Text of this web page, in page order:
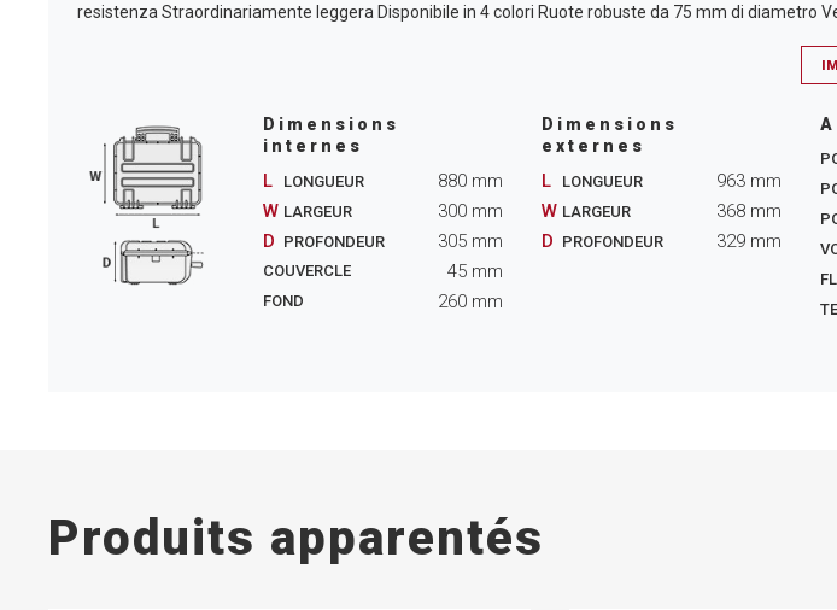
resistenza Straordinariamente leggera Disponibile in 4 colori Ruote robuste da 75 mm di diametro
Dimensions
internes
L LONGUEUR 880mm
W LARGEUR 300mm
D PROFONDEUR 305mm
COUVERCLE 45mm
FOND 260mm
Dimensions
externes
L LONGUEUR 963mm
W LARGEUR 368mm
D PROFONDEUR 329mm
Produits apparentés